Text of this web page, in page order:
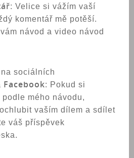
: Velice si vážím vaší
komentář mě potěší.
návod a video návod
sociálních
Facebook: Pokud si
mého návodu,
vaším dílem a sdílet
váš příspěvek